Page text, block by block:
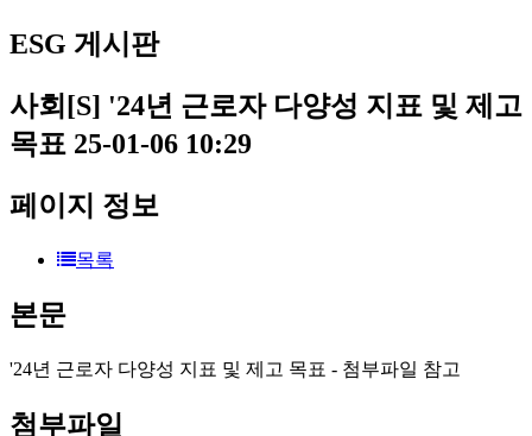
ESG 게시판
사회[S] '24년 근로자 다양성 지표 및 제고
목표 25-01-06 10:29
페이지 정보
목록
본문
'24년 근로자 다양성 지표 및 제고 목표 - 첨부파일 참고
첨부파일